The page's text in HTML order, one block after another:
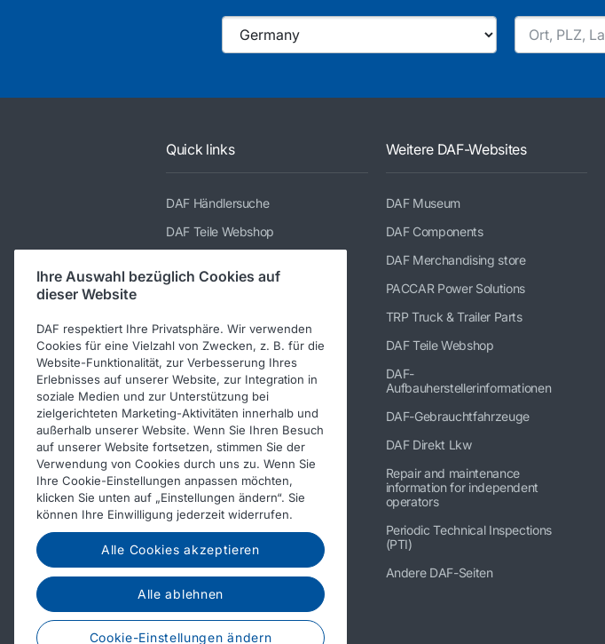
Quick links
DAF Händlersuche
DAF Teile Webshop
TRP katalog
paccarparts.com
Warranty conditions
Weitere DAF-Websites
DAF Museum
DAF Components
DAF Merchandising store
PACCAR Power Solutions
TRP Truck & Trailer Parts
DAF Teile Webshop
DAF-
Aufbauherstellerinformationen
DAF-Gebrauchtfahrzeuge
DAF Direkt Lkw
Repair and maintenance
information for independent
operators
Periodic Technical Inspections
(PTI)
Andere DAF-Seiten
© 2026 DAF
Ihre Auswahl bezüglich Cookies auf
dieser Website
DAF respektiert Ihre Privatsphäre. Wir verwenden
Cookies für eine Vielzahl von Zwecken, z. B. für die
Website-Funktionalität, zur Verbesserung Ihres
Erlebnisses auf unserer Website, zur Integration in
soziale Medien und zur Unterstützung bei
zielgerichteten Marketing-Aktivitäten innerhalb und
außerhalb unserer Website. Wenn Sie Ihren Besuch
auf unserer Website fortsetzen, stimmen Sie der
Verwendung von Cookies durch uns zu. Wenn Sie
Ihre Cookie-Einstellungen anpassen möchten,
klicken Sie unten auf „Einstellungen ändern“. Sie
können Ihre Einwilligung jederzeit widerrufen.
Alle Cookies akzeptieren
Alle ablehnen
Cookie-Einstellungen ändern